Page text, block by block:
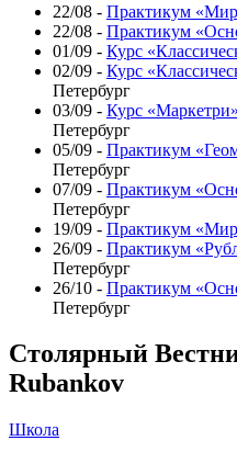
22/08 - Практикум
22/08 - Практикум
01/09 - Курс
02/09 - Курс
Петербург
03/09 - Курс
Петербург
05/09 - Практикум
Петербург
07/09 - Практикум
Петербург
19/09 - Практикум
26/09 - Практикум
Петербург
26/10 - Практикум
Петербург
Столярный
Rubankov
Школа